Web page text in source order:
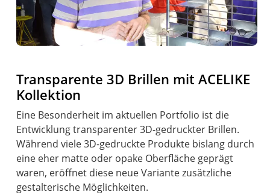
Transparente 3D Brillen mit ACELIKE
Kollektion
Eine Besonderheit im aktuellen Portfolio ist die
Entwicklung transparenter 3D-gedruckter Brillen.
Während viele 3D-gedruckte Produkte bislang durch
eine eher matte oder opake Oberfläche geprägt
waren, eröffnet diese neue Variante zusätzliche
gestalterische Möglichkeiten.